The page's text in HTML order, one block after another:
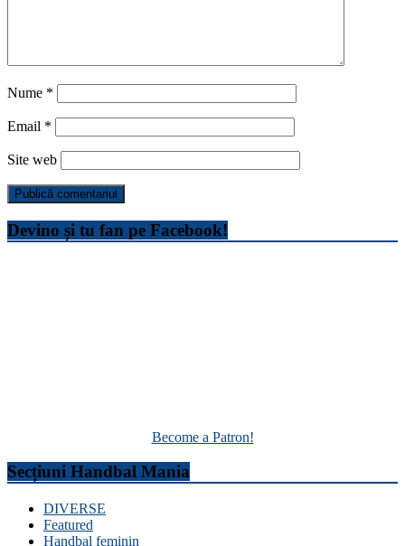
Nume *
Email *
Site web
Devino și tu fan pe Facebook!
Become a Patron!
Secțiuni Handbal Mania
DIVERSE
Featured
Handbal feminin